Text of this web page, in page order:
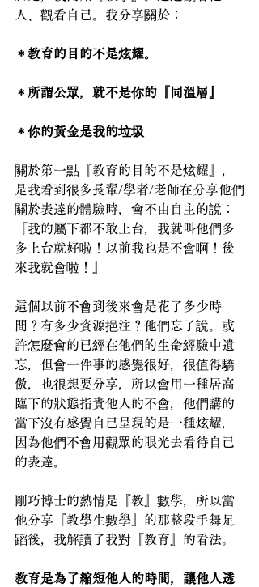
人、觀看自己。我分享關於：
＊教育的目的不是炫耀。
＊所謂公眾，就不是你的『同溫層』
＊你的黃金是我的垃圾
關於第一點『教育的目的不是炫耀』，
是我看到很多長輩/學者/老師在分享他們
關於表達的體驗時，會不由自主的說：
『我的屬下都不敢上台，我就叫他們多
多上台就好啦！以前我也是不會啊！後
來我就會啦！』
這個以前不會到後來會是花了多少時
間？有多少資源挹注？他們忘了說。或
許怎麼會的已經在他們的生命經驗中遺
忘，但會一件事的感覺很好，很值得驕
傲，也很想要分享，所以會用一種居高
臨下的狀態指責他人的不會，他們講的
當下沒有感覺自己呈現的是一種炫耀，
因為他們不會用觀眾的眼光去看待自己
的表達。
剛巧博士的熱情是『教』數學，所以當
他分享『教學生數學』的那整段手舞足
蹈後，我解讀了我對『教育』的看法。
教育是為了縮短他人的時間，讓他人透